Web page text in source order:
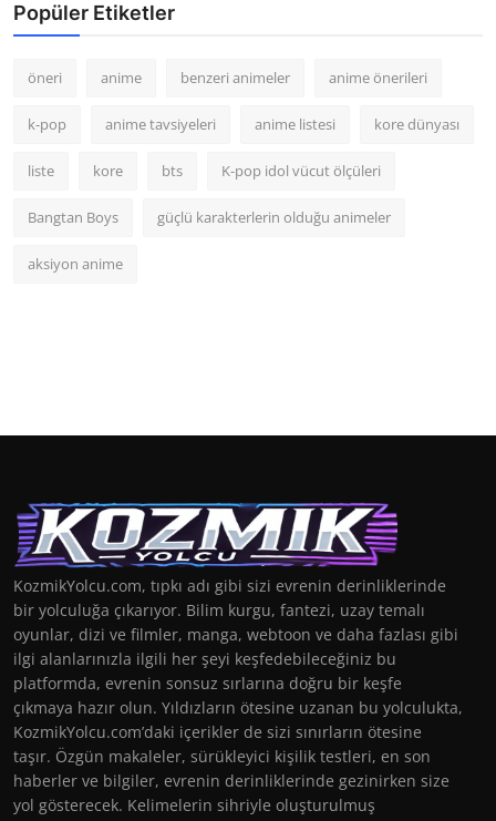
Popüler Etiketler
öneri anime benzeri animeler anime önerileri
k-pop anime tavsiyeleri anime listesi kore dünyası
liste kore bts K-pop idol vücut ölçüleri
Bangtan Boys güçlü karakterlerin olduğu animeler
aksiyon anime
KozmikYolcu.com, tıpkı adı gibi sizi evrenin derinliklerinde
bir yolculuğa çıkarıyor. Bilim kurgu, fantezi, uzay temalı
oyunlar, dizi ve filmler, manga, webtoon ve daha fazlası gibi
ilgi alanlarınızla ilgili her şeyi keşfedebileceğiniz bu
platformda, evrenin sonsuz sırlarına doğru bir keşfe
çıkmaya hazır olun. Yıldızların ötesine uzanan bu yolculukta,
KozmikYolcu.com’daki içerikler de sizi sınırların ötesine
taşır. Özgün makaleler, sürükleyici kişilik testleri, en son
haberler ve bilgiler, evrenin derinliklerinde gezinirken size
yol gösterecek. Kelimelerin sihriyle oluşturulmuş